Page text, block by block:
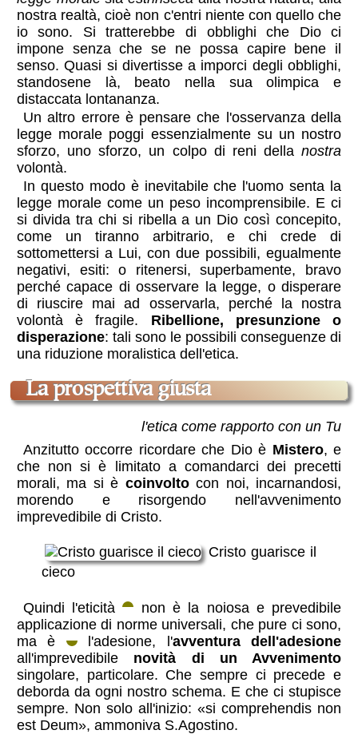
nostra realtà, cioè non c'entri niente con quello che
io sono. Si tratterebbe di obblighi che Dio ci
impone senza che se ne possa capire bene il
senso. Quasi si divertisse a imporci degli obblighi,
standosene là, beato nella sua olimpica e
distaccata lontananza.
Un altro errore è pensare che l'osservanza della
legge morale poggi essenzialmente su un nostro
sforzo, uno sforzo, un colpo di reni dellanostra
volontà.
In questo modo è inevitabile che l'uomo senta la
legge morale come un peso incomprensibile. E ci
si divida tra chi si ribella a un Dio così concepito,
come un tiranno arbitrario, e chi crede di
sottomettersi a Lui, con due possibili, egualmente
negativi, esiti: o ritenersi, superbamente, bravo
perché capace di osservare la legge, o disperare
di riuscire mai ad osservarla, perché la nostra
volontà è fragile. Ribellione, presunzione o
disperazione: tali sono le possibili conseguenze di
una riduzione moralistica dell'etica.
la prospettiva giusta
l'etica come rapporto con un Tu
Anzitutto occorre ricordare che Dio è Mistero, e
che non si è limitato a comandarci dei precetti
morali, ma si è coinvoltocon noi, incarnandosi,
morendo e risorgendo nell'avvenimento
imprevedibile di Cristo.
Cristo guarisce il
cieco
Quindi l'eticità
non è la noiosa e prevedibile
applicazione di norme universali, che pure ci sono,
ma è
l'adesione, l'avventura dell'adesione
all'imprevedibile novità di un Avvenimento
singolare, particolare. Che sempre ci precede e
deborda da ogni nostro schema. E che ci stupisce
sempre. Non solo all'inizio: si comprehendis non
est Deum , ammoniva S.Agostino.